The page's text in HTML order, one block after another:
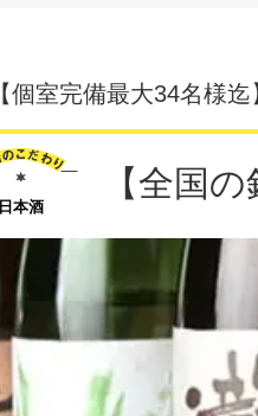
【個室完備最大34名様
日本酒
【全国